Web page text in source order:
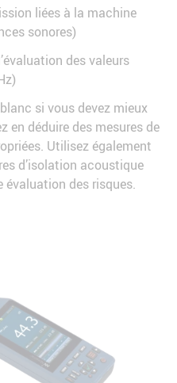
liées à la machine
sonores)
des valeurs
si vous devez mieux
en déduire des mesures de
Utilisez également
d’isolation acoustique
des risques.